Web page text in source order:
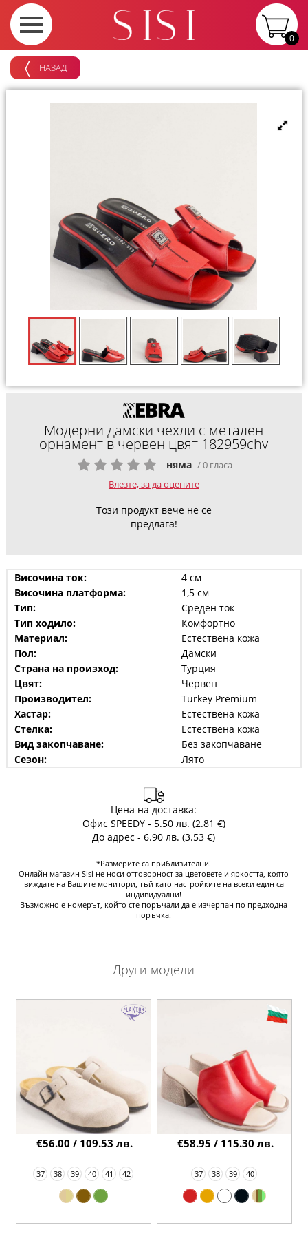
0
НАЗАД
Модерни дамски чехли с метален
орнамент в червен цвят 182959chv
няма / 0 гласа
Влезте, за да оцените
Този продукт вече не се
предлага!
Височина ток:
4 см
Височина платформа:
1,5 см
Тип:
Среден ток
Тип ходило:
Комфортно
Материал:
Естествена кожа
Пол:
Дамски
Страна на произход:
Турция
Цвят:
Червен
Производител:
Turkey Premium
Хастар:
Естествена кожа
Стелка:
Естествена кожа
Вид закопчаване:
Без закопчаване
Сезон:
Лято
Цена на доставка:
Офис SPEEDY - 5.50 лв. (2.81 €)
До адрес - 6.90 лв. (3.53 €)
*Размерите са приблизителни!
Онлайн магазин Sisi не носи отговорност за цветовете и яркостта, която
виждате на Вашите монитори, тъй като настройките на всеки един са
индивидуални!
Възможно е номерът, който сте поръчали да е изчерпан по предходна
поръчка.
Други модели
37 38 39 40 41 42
€56.00 / 109.53 лв.
37 38 39 40
€58.95 / 115.30 лв.